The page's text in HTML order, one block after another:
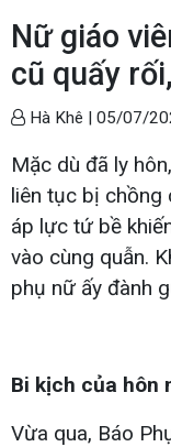
Nữ giáo
cũ quấy
Hà Khê | 05/07/
Mặc dù đã ly
liên tục bị chồng
áp lực tứ bề
vào cùng quẫn.
phụ nữ ấy đành
Bi kịch của hôn
Vừa qua, Báo